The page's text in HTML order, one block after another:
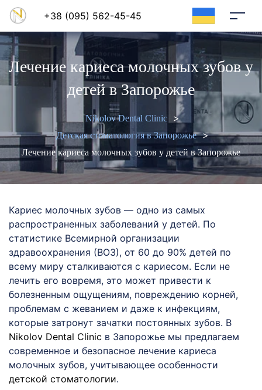
+38 (095) 562-45-45
Лечение кариеса молочных зубов у
детей в Запорожье
Nikolov Dental Clinic >
Детская стоматология в Запорожье >
Лечение кариеса молочных зубов у детей в Запорожье
Кариес молочных зубов — одно из самых
распространенных заболеваний у детей. По
статистике Всемирной организации
здравоохранения (ВОЗ), от 60 до 90% детей по
всему миру сталкиваются с кариесом. Если не
лечить его вовремя, это может привести к
болезненным ощущениям, повреждению корней,
проблемам с жеванием и даже к инфекциям,
которые затронут зачатки постоянных зубов. В
Nikolov Dental Clinic в Запорожье мы предлагаем
современное и безопасное лечение кариеса
молочных зубов, учитывающее особенности
детской стоматологии.